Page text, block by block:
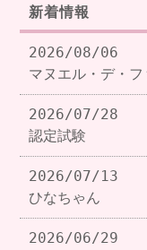
新着情報
2026/08/06
マヌエル・デ・
2026/07/28
認定試験
2026/07/13
ひなちゃん
2026/06/29